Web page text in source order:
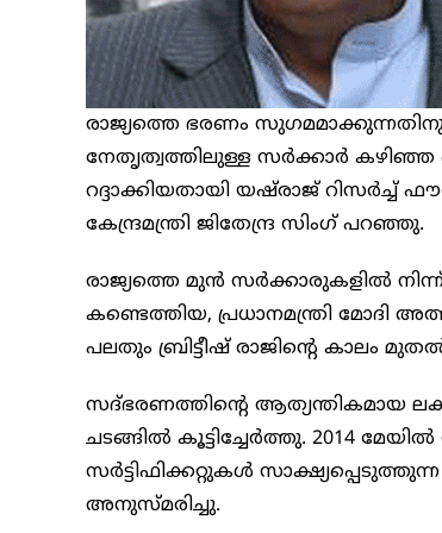
രാജ്യത്തെ ഭരണം
നേതൃത്വത്തിലുള്ള സർക്കാർ കഴിഞ്ഞ
റദ്ദാക്കിയതായി യഷ്‌രാജ് റിസർച്ച്
കേന്ദ്രമന്ത്രി ജിതേന്ദ്ര സിംഗ് പറഞ്ഞു.
രാജ്യത്തെ മുൻ സർക്കാരുകളിൽ നിന്ന്
കണ്ടെത്തിയ, പ്രധാനമന്ത്രി മോദി
പലതും ബ്രിട്ടീഷ് രാജിന്റെ കാലം
സദ്ഭരണത്തിന്റെ ആത്യന്തികമായ
ചടങ്ങിൽ കൂട്ടിച്ചേർത്തു. 2014
സർട്ടിഫിക്കറ്റുകൾ
അനുസ്മരിച്ചു.